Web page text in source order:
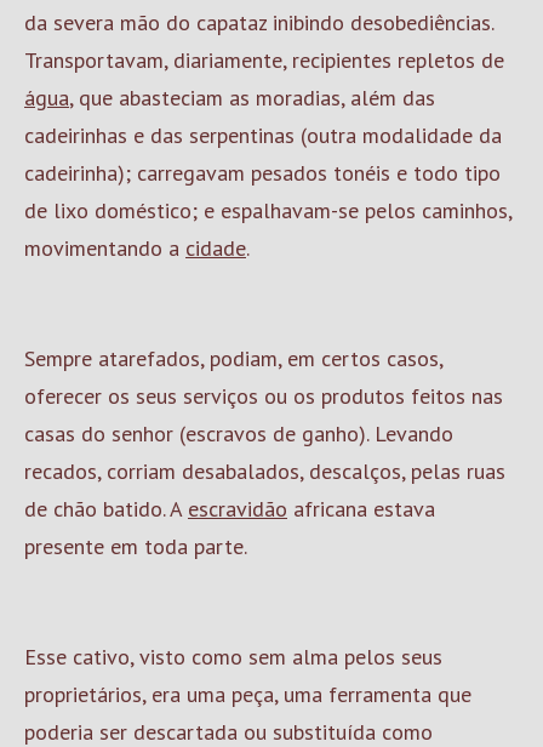
da severa mão do capataz inibindo desobediências.
Transportavam, diariamente, recipientes repletos de
água, que abasteciam as moradias, além das
cadeirinhas e das serpentinas (outra modalidade da
cadeirinha); carregavam pesados tonéis e todo tipo
de lixo doméstico; e espalhavam-se pelos caminhos,
movimentando a cidade.
Sempre atarefados, podiam, em certos casos,
oferecer os seus serviços ou os produtos feitos nas
casas do senhor (escravos de ganho). Levando
recados, corriam desabalados, descalços, pelas ruas
de chão batido. A escravidão africana estava
presente em toda parte.
Esse cativo, visto como sem alma pelos seus
proprietários, era uma peça, uma ferramenta que
poderia ser descartada ou substituída como